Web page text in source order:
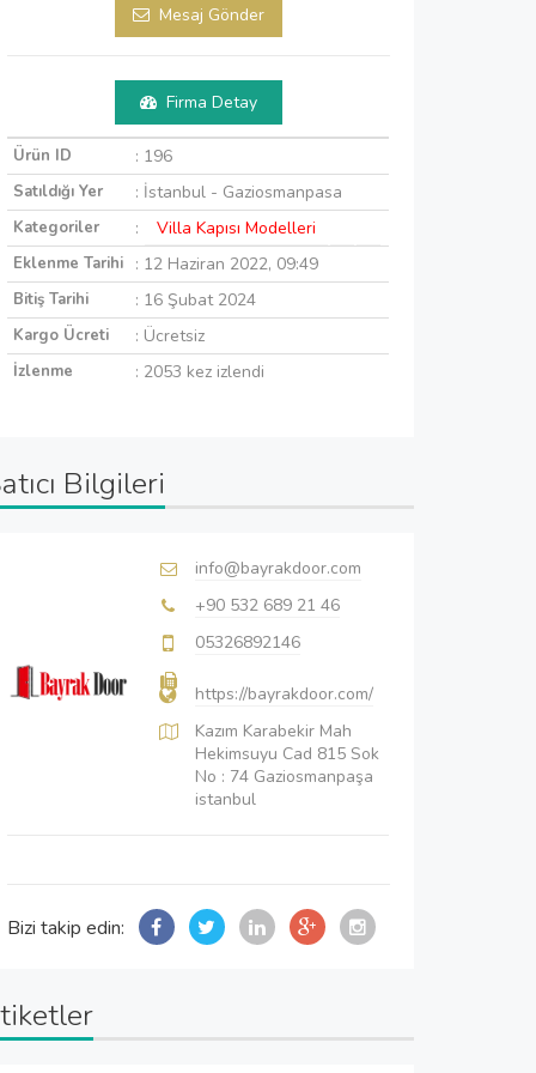
Mesaj Gönder
Firma Detay
Ürün ID : 196
Satıldığı Yer : İstanbul - Gaziosmanpasa
Kategoriler : Villa Kapısı Modelleri
Eklenme Tarihi : 12 Haziran 2022, 09:49
Bitiş Tarihi : 16 Şubat 2024
Kargo Ücreti : Ücretsiz
İzlenme : 2053 kez izlendi
Bilgileri
info@bayrakdoor.com
+90 532 689 21 46
05326892146
https://bayrakdoor.com/
Kazım Karabekir Mah
Hekimsuyu Cad 815 Sok
No : 74 Gaziosmanpaşa
istanbul
Bizi takip edin: